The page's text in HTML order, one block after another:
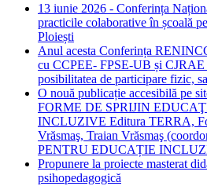
13 iunie 2026 - Conferința
practicile colaborative în școală
Ploiești
Anul acesta Conferința
cu CCPEE- FPSE-UB și CJRAE
posibilitatea de participare fizic,
O nouă publicație accesibilă pe
FORME DE SPRIJIN
INCLUZIVE Editura TERRA,
Vrăsmaş, Traian Vrăsmaş
PENTRU EDUCAȚIE
Propunere la proiecte masterat
psihopedagogică